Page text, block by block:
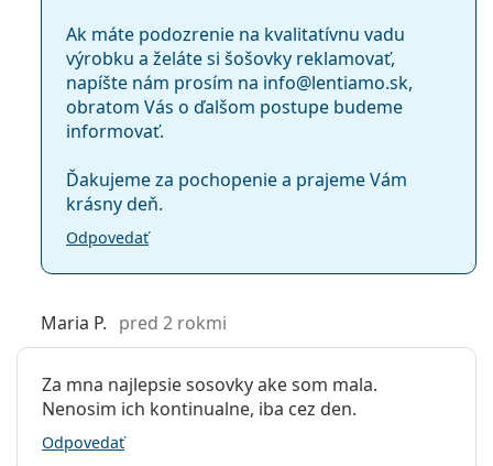
Ak máte podozrenie na kvalitatívnu vadu
výrobku a želáte si šošovky reklamovať,
napíšte nám prosím na info@lentiamo.sk,
obratom Vás o ďalšom postupe budeme
informovať.
Ďakujeme za pochopenie a prajeme Vám
krásny deň.
Odpovedať
Maria P. pred 2 rokmi
Za mna najlepsie sosovky ake som mala.
Nenosim ich kontinualne, iba cez den.
Odpovedať